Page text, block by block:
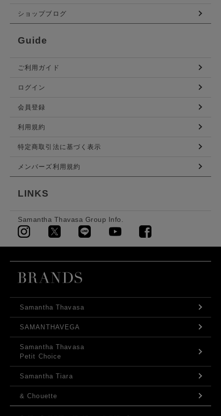
ショップブログ
Guide
ご利用ガイド
ログイン
会員登録
利用規約
特定商取引法に基づく表示
メンバーズ利用規約
LINKS
Samantha Thavasa Group Info.
Samantha Thavasa
SAMANTHAVEGA
Samantha Thavasa
Petit Choice
Samantha Tiara
& Chouette